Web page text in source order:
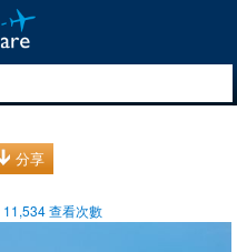
分享
11,534查看次數